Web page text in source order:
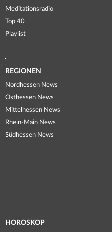
Meditationsradio
Top 40
Playlist
REGIONEN
Nordhessen News
Osthessen News
Mittelhessen News
Rhein-Main News
Südhessen News
HOROSKOP